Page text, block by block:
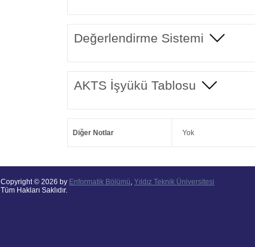
Değerlendirme Sistemi
AKTS İşyükü Tablosu
Diğer Notlar Yok
Copyright © 2026 by Enformatik Bölümü, Yıldız Teknik Üniversitesi
Tüm Hakları Saklıdır.